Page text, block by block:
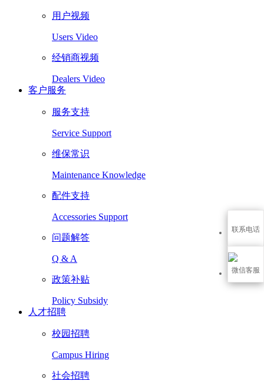
用户视频
Users Video
经销商视频
Dealers Video
客户服务
服务支持
Service Support
维保常识
Maintenance Knowledge
配件支持
Accessories Support
问题解答
Q & A
政策补贴
Policy Subsidy
人才招聘
校园招聘
Campus Hiring
社会招聘
联系电话
微信客服